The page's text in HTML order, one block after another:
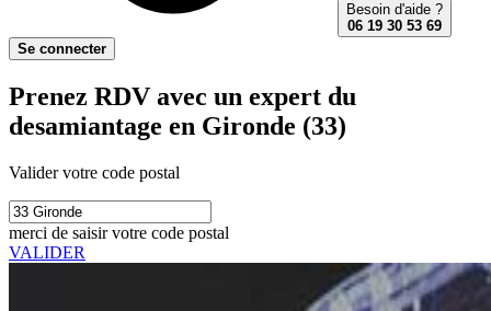
Besoin d'aide ?
06 19 30 53 69
Se connecter
Prenez RDV avec un expert du
desamiantage en Gironde (33)
Valider votre code postal
merci de saisir votre code postal
VALIDER